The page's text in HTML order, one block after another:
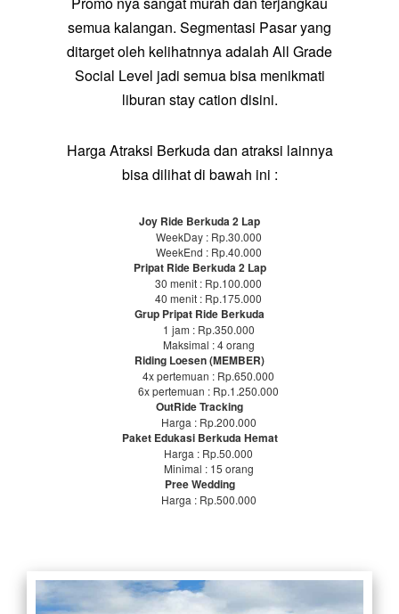
semua kalangan. Segmentasi Pasar yang
ditarget oleh kelihatnnya adalah All Grade
Social Level jadi semua bisa menikmati
liburan stay cation disini.
Harga Atraksi Berkuda dan atraksi lainnya
bisa dilihat di bawah ini :
Joy Ride Berkuda 2 Lap
WeekDay : Rp.30.000
WeekEnd : Rp.40.000
Pripat Ride Berkuda 2 Lap
30 menit : Rp.100.000
40 menit : Rp.175.000
Grup Pripat Ride Berkuda
1 jam : Rp.350.000
Maksimal : 4 orang
Riding Loesen (MEMBER)
4x pertemuan : Rp.650.000
6x pertemuan : Rp.1.250.000
OutRide Tracking
Harga : Rp.200.000
Paket Edukasi Berkuda Hemat
Harga : Rp.50.000
Minimal : 15 orang
Pree Wedding
Harga : Rp.500.000